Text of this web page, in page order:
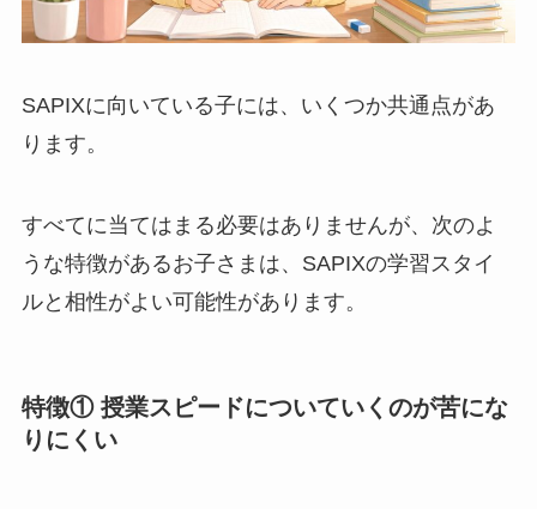
SAPIXに向いている子には、いくつか共通点があ
ります。
すべてに当てはまる必要はありませんが、次のよ
うな特徴があるお子さまは、SAPIXの学習スタイ
ルと相性がよい可能性があります。
特徴① 授業スピードについていくのが苦にな
りにくい